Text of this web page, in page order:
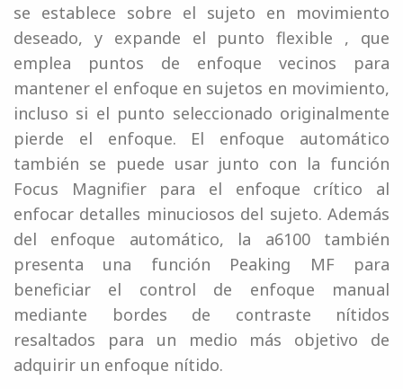
se establece sobre el sujeto en movimiento
deseado, y expande el punto flexible , que
emplea puntos de enfoque vecinos para
mantener el enfoque en sujetos en movimiento,
incluso si el punto seleccionado originalmente
pierde el enfoque. El enfoque automático
también se puede usar junto con la función
Focus Magnifier para el enfoque crítico al
enfocar detalles minuciosos del sujeto. Además
del enfoque automático, la a6100 también
presenta una función Peaking MF para
beneficiar el control de enfoque manual
mediante bordes de contraste nítidos
resaltados para un medio más objetivo de
adquirir un enfoque nítido.